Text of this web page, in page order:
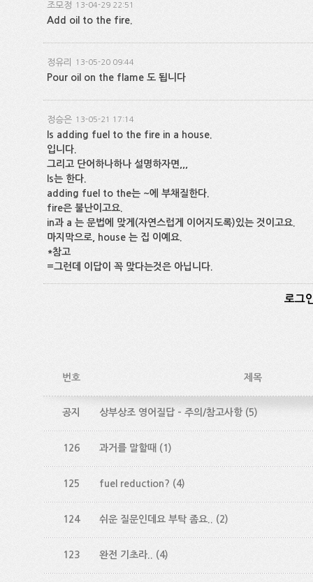
조모정 13-04-29 22:51
Add oil to the fire.
정유리 13-05-20 09:44
Pour oil on the flame 도 됩니다
정승은 13-05-21 17:14
Is adding fuel to the fire in a house.
입니다.
그리고 단어하나하나 설명하자면,,,
Is는 한다.
adding fuel to the는 ~에 부채질한다.
fire은 불난이고요.
in과 a 는 문법에 맞게(자연스럽게 이어지도록)있는 것이고요.
마지막으로, house 는 집 이예요.
*참고
=그런데 이답이 꼭 맞다는것은 아닙니다.
로그
번호 제목
공지 상부상조 영어질답 - 주의/참고사항 (5)
126 과거를 말할때 (1)
125 fuel reduction? (4)
124 쉬운 질문인데요 부탁 좀요.. (2)
123 완전 기초라.. (4)